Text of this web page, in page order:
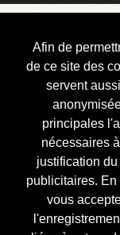
Afin de
de ce site des
servent
principales
nécessaires
justification
publicitaires.
vous
Courbis,
Blog
Bienvenue
Réalisations
Divers (et d’été)
Annonces